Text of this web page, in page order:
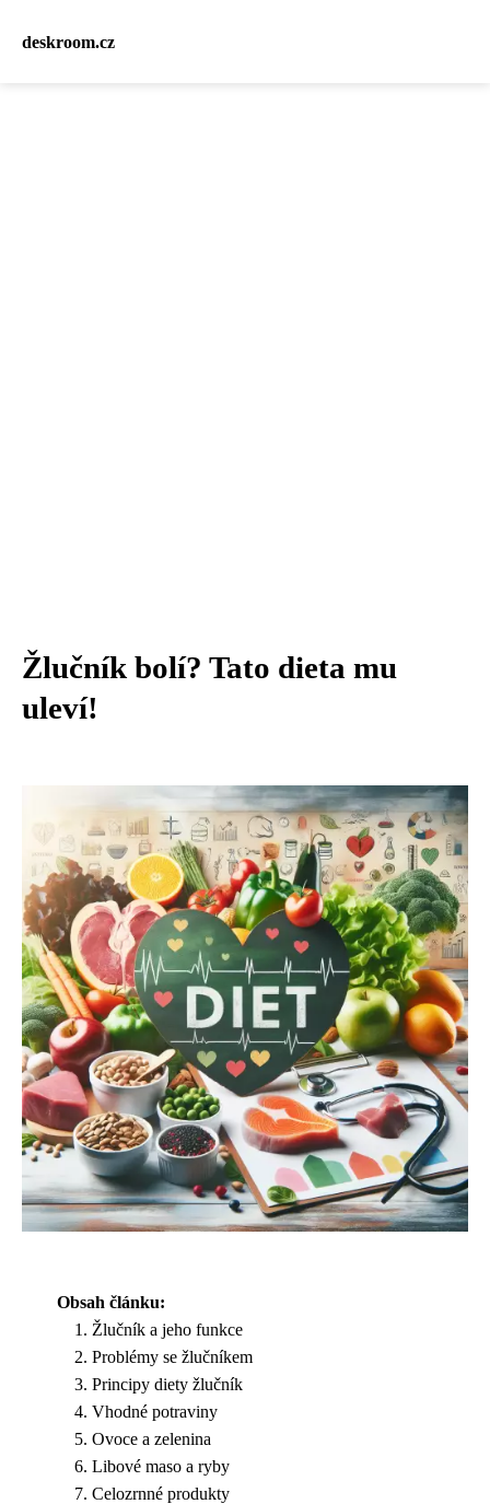
deskroom.cz
Žlučník bolí? Tato dieta mu
uleví!
Obsah článku:
Žlučník a jeho funkce
Problémy se žlučníkem
Principy diety žlučník
Vhodné potraviny
Ovoce a zelenina
Libové maso a ryby
Celozrnné produkty